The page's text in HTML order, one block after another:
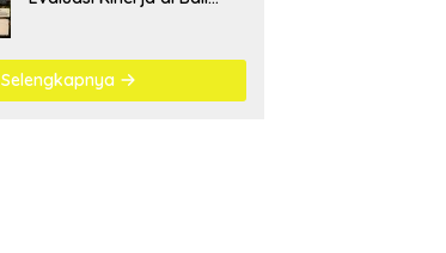
Mengular
Selengkapnya